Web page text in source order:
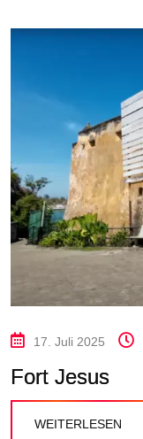
17. Juli 2025
Fort Jesus
WEITERLESEN